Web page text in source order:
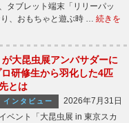
タブレット端末「リリーパッ
、おもちゃと遊ぶ時 … 続きを
大昆虫展アンバサダーに
研修生から羽化した4匹
とは
インタビュー
2026年7月31日
ベント「大昆虫展 in 東京スカ